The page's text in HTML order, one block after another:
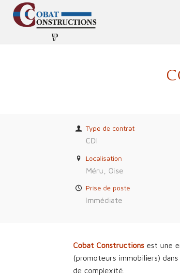
Type de contrat
CDI
Localisation
Méru, Oise
Prise de poste
Immédiate
Cobat Constructionsest une
(promoteurs immobiliers)
de complexité.